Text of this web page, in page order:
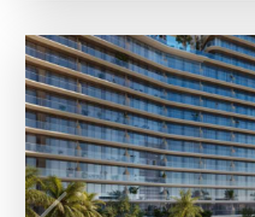
233 920 - 1 441 600 $